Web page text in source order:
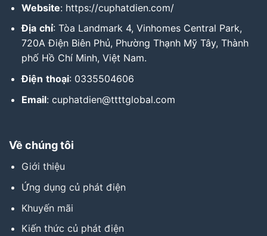
Website: https://cuphatdien.com/
Địa chỉ: Tòa Landmark 4, Vinhomes Central Park,
720A Điện Biên Phủ, Phường Thạnh Mỹ Tây, Thành
phố Hồ Chí Minh, Việt Nam.
Điện thoại: 0335504606
Email: cuphatdien@ttttglobal.com
Về chúng tôi
Giới thiệu
Ứng dụng củ phát điện
Khuyến mãi
Kiến thức củ phát điện